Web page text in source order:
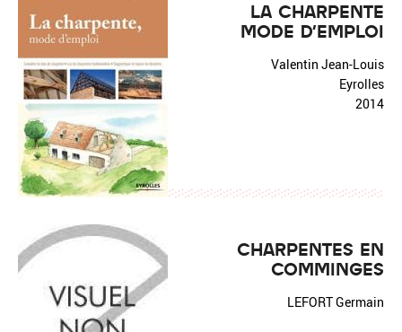
Réinitialiser Fermer la recherche avancée
LA CHARPENTE
MODE D'EMPLOI
Valentin Jean-Louis
Eyrolles
2014
CHARPENTES EN
COMMINGES
LEFORT Germain